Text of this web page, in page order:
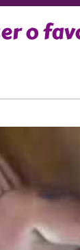
o